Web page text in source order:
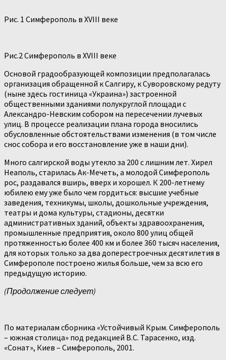
Рис. 1 Симферополь в XVIII веке
Рис.2 Симферополь в XVIII веке
Основой градообразующей композиции предполагалась
организация обращенной к Салгиру, к Суворовскому редуту
(ныне здесь гостиница «Украина») застроенной
общественными зданиями полукруглой площади с
Александро-Невским собором на пересечении лучевых
улиц. В процессе реализации плана города вносились
обусловленные обстоятельствами изменения (в том числе
снос собора и его восстановление уже в наши дни).
Много салгирской воды утекло за 200 с лишним лет. Хирел
Неаполь, старилась Ак-Мечеть, а молодой Симферополь
рос, раздавался вширь, вверх и хорошел. К 200-летнему
юбилею ему уже было чем гордиться: высшие учебные
заведения, техникумы, школы, дошкольные учреждения,
театры и дома культуры, стадионы, десятки
административных зданий, объекты здравоохранения,
промышленные предприятия, около 800 улиц общей
протяженностью более 400 км и более 360 тысяч населения,
для которых только за два доперестроечных десятилетия в
Симферополе построено жилья больше, чем за всю его
предыдущую историю.
(Продолжение следует)
По материалам сборника «Устойчивый Крым. Симферополь
– южная столица» под редакцией В.С. Тарасенко, изд.
«Сонат», Киев – Симферополь, 2001.